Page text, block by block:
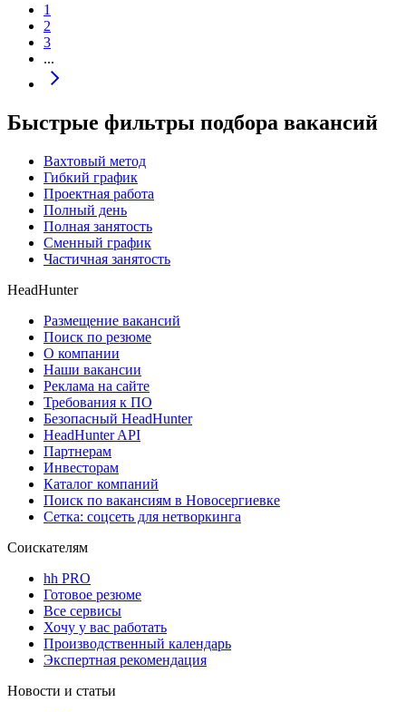
1
2
3
...
Быстрые фильтры подбора вакансий
Вахтовый метод
Гибкий график
Проектная работа
Полный день
Полная занятость
Сменный график
Частичная занятость
HeadHunter
Размещение вакансий
Поиск по резюме
О компании
Наши вакансии
Реклама на сайте
Требования к ПО
Безопасный HeadHunter
HeadHunter API
Партнерам
Инвесторам
Каталог компаний
Поиск по вакансиям в Новосергиевке
Сетка: соцсеть для нетворкинга
Соискателям
hh PRO
Готовое резюме
Все сервисы
Хочу у вас работать
Производственный календарь
Экспертная рекомендация
Новости и статьи